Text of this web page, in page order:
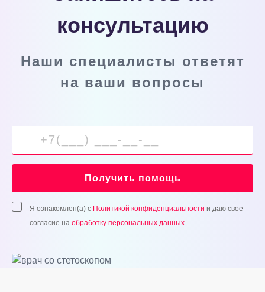
консультацию
Наши специалисты ответят
на ваши вопросы
Получить помощь
Я ознакомлен(а) с Политикой конфиденциальности и даю свое
согласие на обработку персональных данных